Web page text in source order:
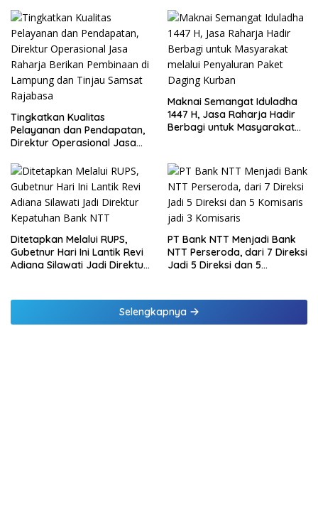
Tingkatkan Kualitas
Pelayanan dan Pendapatan,
Direktur Operasional Jasa
di Lampung dan Tinjau
Samsat Rajabasa
Maknai Semangat Iduladha
1447 H, Jasa Raharja Hadir
Berbagi untuk Masyarakat
Ditetapkan Melalui RUPS,
Gubetnur Hari Ini Lantik Revi
Adiana Silawati Jadi Direktur
PT Bank NTT Menjadi Bank
NTT Perseroda, dari 7 Direksi
Jadi 5 Direksi dan 5
Selengkapnya